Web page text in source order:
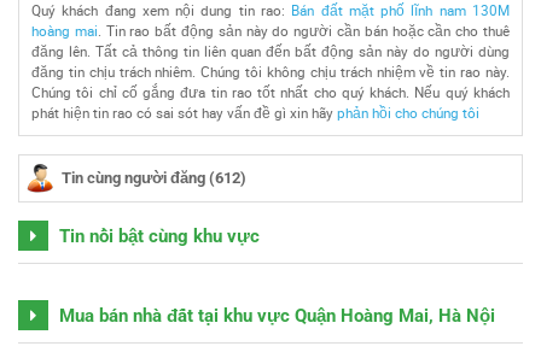
Quý khách đang xem nội dung tin rao: Bán đất mặt phố lĩnh nam 130M
hoàng mai. Tin rao bất động sản này do người cần bán hoặc cần cho thuê
đăng lên. Tất cả thông tin liên quan đến bất động sản này do người dùng
đăng tin chịu trách nhiêm. Chúng tôi không chịu trách nhiệm về tin rao này.
Chúng tôi chỉ cố gắng đưa tin rao tốt nhất cho quý khách. Nếu quý khách
phát hiện tin rao có sai sót hay vấn đề gì xin hãy phản hồi cho chúng tôi
Tin cùng người đăng (612)
Tin nổi bật cùng khu vực
Mua bán nhà đất tại khu vực Quận Hoàng Mai, Hà Nội